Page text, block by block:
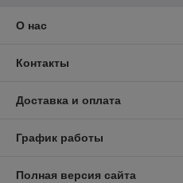
О нас
Контакты
Доставка и оплата
График работы
Полная версия сайта